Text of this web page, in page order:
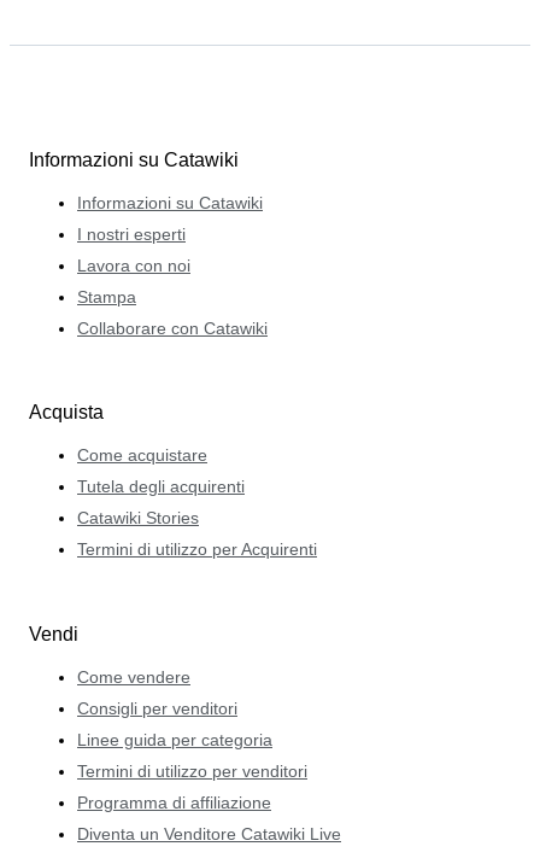
Informazioni su Catawiki
Informazioni su Catawiki
I nostri esperti
Lavora con noi
Stampa
Collaborare con Catawiki
Acquista
Come acquistare
Tutela degli acquirenti
Catawiki Stories
Termini di utilizzo per Acquirenti
Vendi
Come vendere
Consigli per venditori
Linee guida per categoria
Termini di utilizzo per venditori
Programma di affiliazione
Diventa un Venditore Catawiki Live